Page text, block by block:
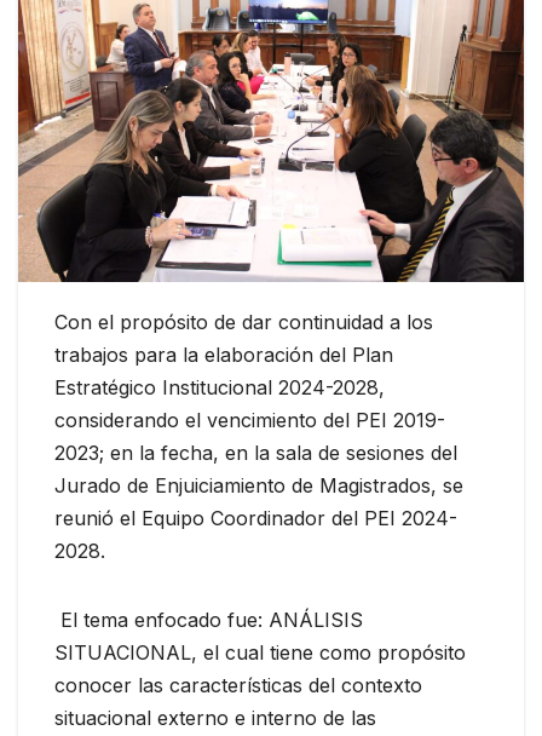
Con el propósito de dar continuidad a los
trabajos para la elaboración del Plan
Estratégico Institucional 2024-2028,
considerando el vencimiento del PEI 2019-
2023; en la fecha, en la sala de sesiones del
Jurado de Enjuiciamiento de Magistrados, se
reunió el Equipo Coordinador del PEI 2024-
2028.
El tema enfocado fue: ANÁLISIS
SITUACIONAL, el cual tiene como propósito
conocer las características del contexto
situacional externo e interno de las